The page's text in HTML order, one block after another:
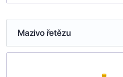
Mazivo řetězu